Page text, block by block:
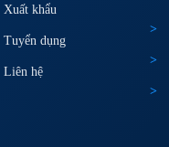
Xuất khẩu
Tuyển dụng
Liên hệ